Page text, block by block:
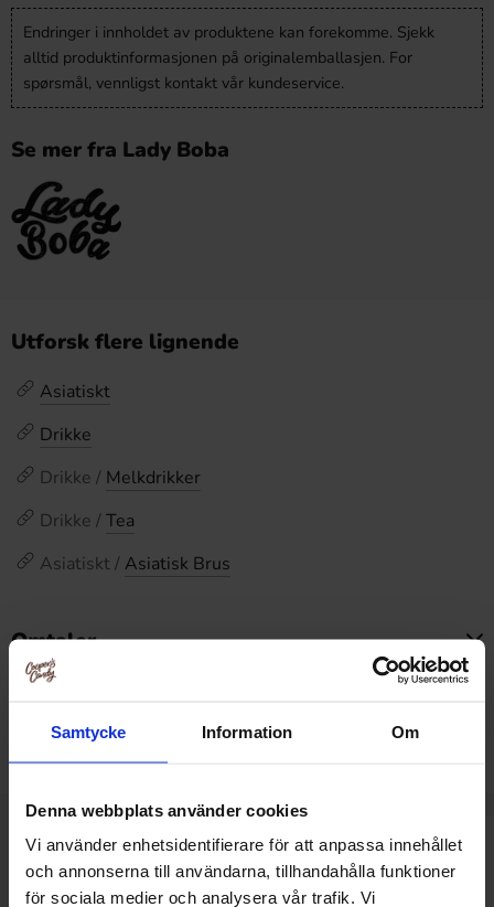
Samtycke Information Om
Denna webbplats använder cookies
Vi använder enhetsidentifierare för att anpassa innehållet
och annonserna till användarna, tillhandahålla funktioner
för sociala medier och analysera vår trafik. Vi
Endringer i innholdet av produktene kan forekomme. Sjekk
alltid produktinformasjonen på originalemballasjen. For
spørsmål, vennligst kontakt vår kundeservice.
Se mer fra Lady Boba
Utforsk flere lignende
Asiatiskt
Drikke
Drikke / Melkdrikker
Drikke / Tea
Asiatiskt / Asiatisk Brus
Omtaler
Relaterte produkter